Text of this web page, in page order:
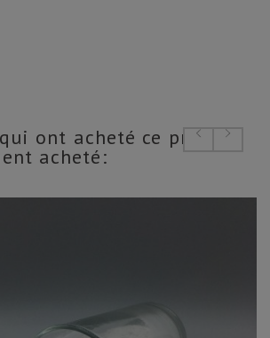
ont acheté ce produit
acheté: